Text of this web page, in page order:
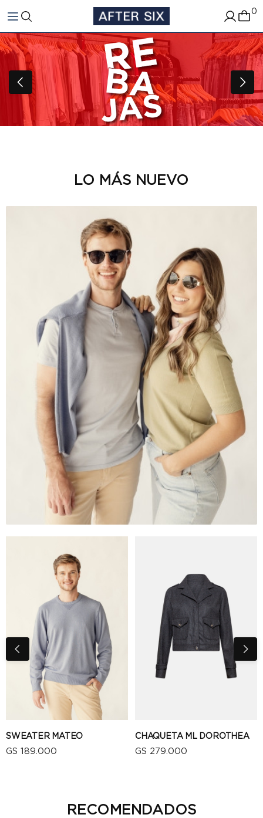
0
LO MÁS NUEVO
SWEATER MATEO
GS 189.000
CHAQUETA ML DOROTHEA
GS 279.000
RECOMENDADOS